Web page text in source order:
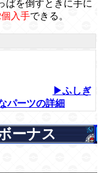
ぱを倒すときに手に
個入手できる。
▶ふしぎ
パーツの詳細
ーナス